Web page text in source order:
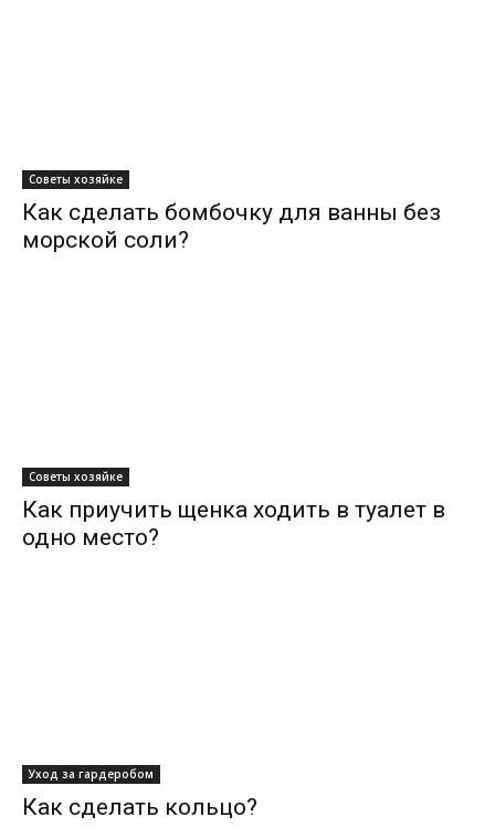
Советы хозяйке
Как сделать бомбочку для ванны без
морской соли?
Советы хозяйке
Как приучить щенка ходить в туалет в
одно место?
Уход за гардеробом
Как сделать кольцо?